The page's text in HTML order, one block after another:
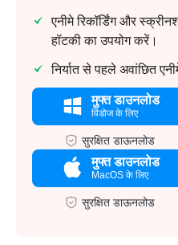
एनीमे रिकॉर्डिंग और
हॉटकी का उपयोग करें।
निर्यात से पहले अवांछित
मुफ्त डाउनलोड
विंडोज के लिए
सुरक्षित डाऊनलोड
मुफ्त डाउनलोड
MacOS के लिए
सुरक्षित डाऊनलोड